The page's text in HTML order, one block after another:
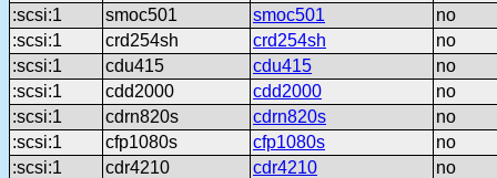
:scsi:1
smoc501 smoc501
no
:scsi:1
crd254sh crd254sh
no
:scsi:1
cdu415 cdu415
no
:scsi:1
cdd2000 cdd2000
no
:scsi:1
cdrn820s cdrn820s
no
:scsi:1
cfp1080s cfp1080s
no
:scsi:1
cdr4210 cdr4210
no